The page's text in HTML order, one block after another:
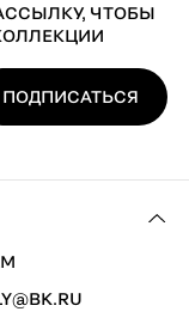
ЧТОБЫ
ПОДПИСАТЬСЯ